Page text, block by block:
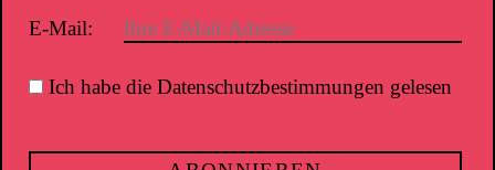
E-Mail:
Ich habe die Datenschutzbestimmungen gelesen